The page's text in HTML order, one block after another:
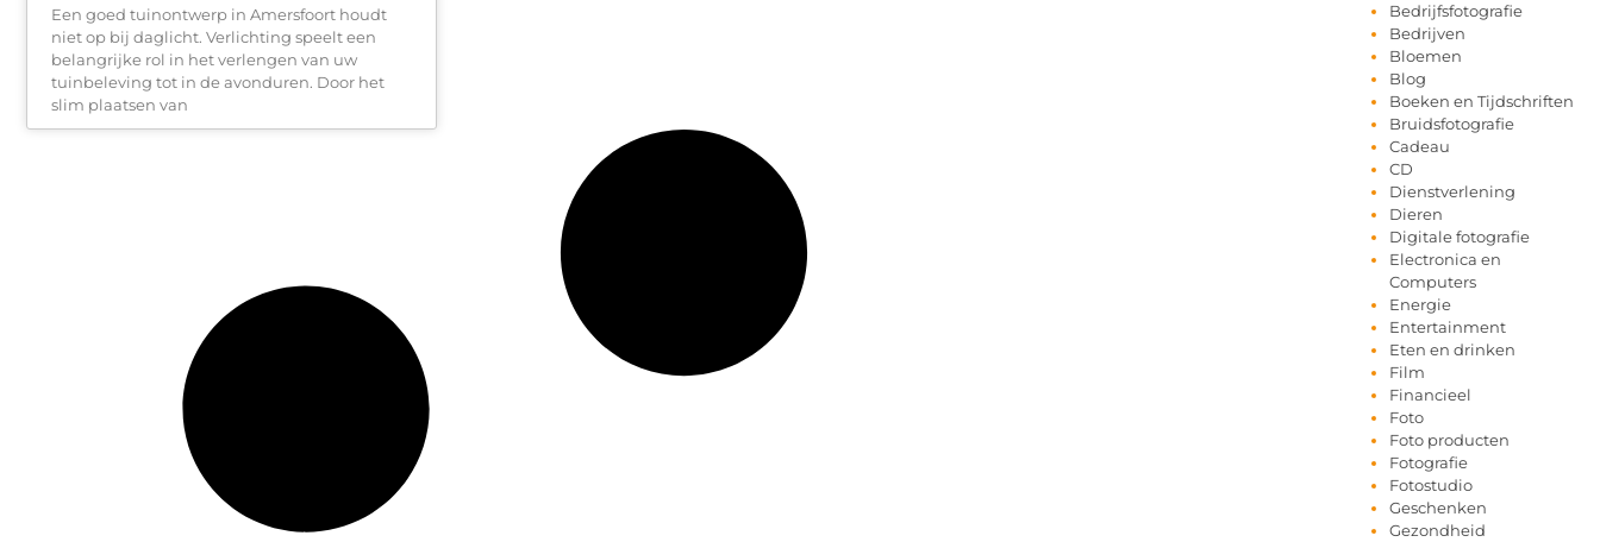
Een goed tuinontwerp in Amersfoort houdt
niet op bij daglicht. Verlichting speelt een
belangrijke rol in het verlengen van uw
tuinbeleving tot in de avonduren. Door het
slim plaatsen van
Bedrijfsfotografie
Bedrijven
Bloemen
Blog
Boeken en Tijdschriften
Bruidsfotografie
Cadeau
CD
Dienstverlening
Dieren
Digitale fotografie
Electronica en
Computers
Energie
Entertainment
Eten en drinken
Film
Financieel
Foto
Foto producten
Fotografie
Fotostudio
Geschenken
Gezondheid